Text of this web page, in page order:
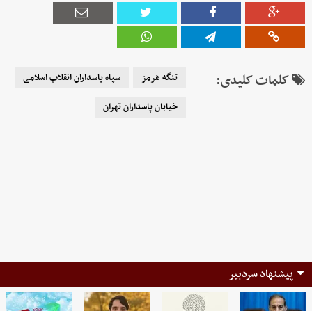
کلمات کلیدی: تنگه هرمز
سپاه پاسداران انقلاب اسلامی
خیابان پاسداران تهران
پیشنهاد سردبیر